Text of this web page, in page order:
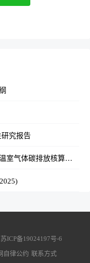
究报告
屋顶分布式光伏组件回收处置与利用温室气体碳排放核算方法 (DB35/T 2322-2026)
苏ICP备19024197号-6
自律公约 联系方式